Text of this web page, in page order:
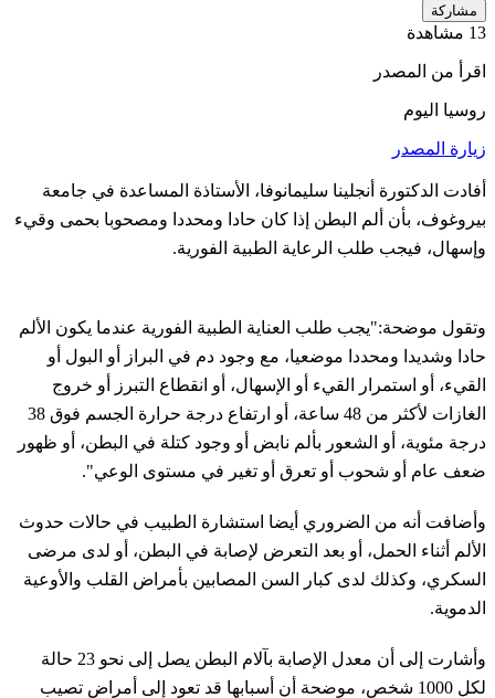
مشاركة
13 مشاهدة
اقرأ من المصدر
روسيا اليوم
زيارة المصدر
أفادت الدكتورة أنجلينا سليمانوفا، الأستاذة المساعدة في جامعة
بيروغوف، بأن ألم البطن إذا كان حادا ومحددا ومصحوبا بحمى وقيء
وإسهال، فيجب طلب الرعاية الطبية الفورية.
وتقول موضحة:"يجب طلب العناية الطبية الفورية عندما يكون الألم
حادا وشديدا ومحددا موضعيا، مع وجود دم في البراز أو البول أو
القيء، أو استمرار القيء أو الإسهال، أو انقطاع التبرز أو خروج
الغازات لأكثر من 48 ساعة، أو ارتفاع درجة حرارة الجسم فوق 38
درجة مئوية، أو الشعور بألم نابض أو وجود كتلة في البطن، أو ظهور
ضعف عام أو شحوب أو تعرق أو تغير في مستوى الوعي".
وأضافت أنه من الضروري أيضا استشارة الطبيب في حالات حدوث
الألم أثناء الحمل، أو بعد التعرض لإصابة في البطن، أو لدى مرضى
السكري، وكذلك لدى كبار السن المصابين بأمراض القلب والأوعية
الدموية.
وأشارت إلى أن معدل الإصابة بآلام البطن يصل إلى نحو 23 حالة
لكل 1000 شخص، موضحة أن أسبابها قد تعود إلى أمراض تصيب